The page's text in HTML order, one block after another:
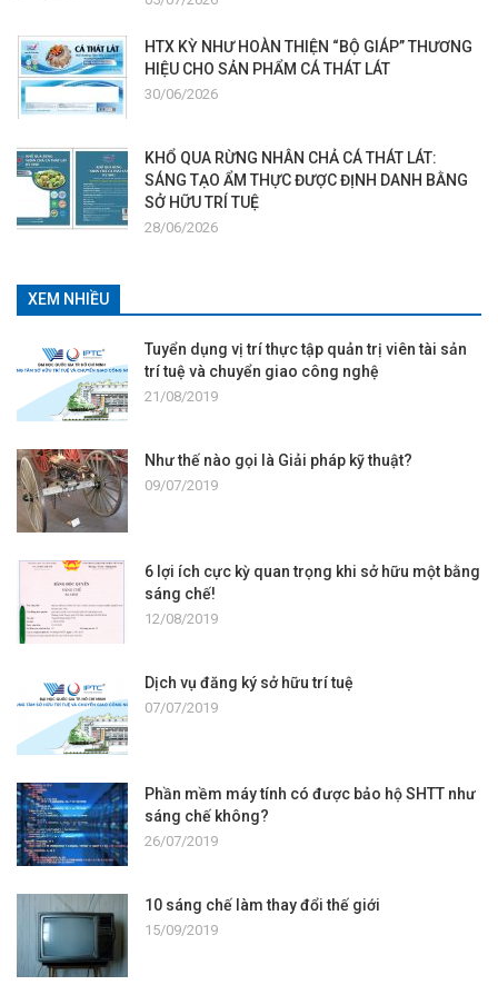
HTX KỲ NHƯ HOÀN THIỆN “BỘ GIÁP” THƯƠNG
HIỆU CHO SẢN PHẨM CÁ THÁT LÁT
30/06/2026
KHỔ QUA RỪNG NHÂN CHẢ CÁ THÁT LÁT:
SÁNG TẠO ẨM THỰC ĐƯỢC ĐỊNH DANH BẰNG
SỞ HỮU TRÍ TUỆ
28/06/2026
XEM NHIỀU
Tuyển dụng vị trí thực tập quản trị viên tài sản
trí tuệ và chuyển giao công nghệ
21/08/2019
Như thế nào gọi là Giải pháp kỹ thuật?
09/07/2019
6 lợi ích cực kỳ quan trọng khi sở hữu một bằng
sáng chế!
12/08/2019
Dịch vụ đăng ký sở hữu trí tuệ
07/07/2019
Phần mềm máy tính có được bảo hộ SHTT như
sáng chế không?
26/07/2019
10 sáng chế làm thay đổi thế giới
15/09/2019